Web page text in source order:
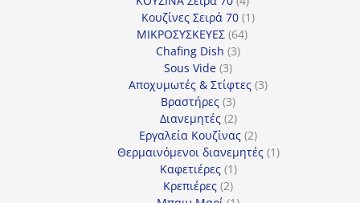
προϊόντα
Κουζίνες Σειρά 70 11
ΜΙΚΡΟΣΥΣΚΕΥΕΣ 6464
Chafing Dish 33
Sous Vide 33
προϊόντα
Αποχυμωτές & Στίφτες 33
Βραστήρες 33
προϊόντα
Διανεμητές 22
προϊόντα
Εργαλεία Κουζίνας 22
προϊόντα
Θερμαινόμενοι διανεμητές 11
Καφετιέρες 11
προϊόν
Κρεπιέρες 22